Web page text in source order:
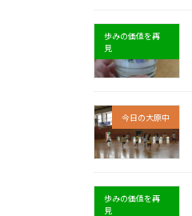
歩みの価値を再
見
今日の大原中
歩みの価値を再
見